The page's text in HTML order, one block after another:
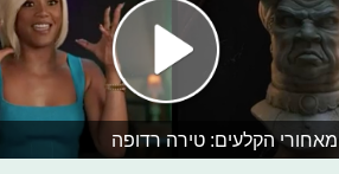
מאחורי הקלעים: טירה רדופה